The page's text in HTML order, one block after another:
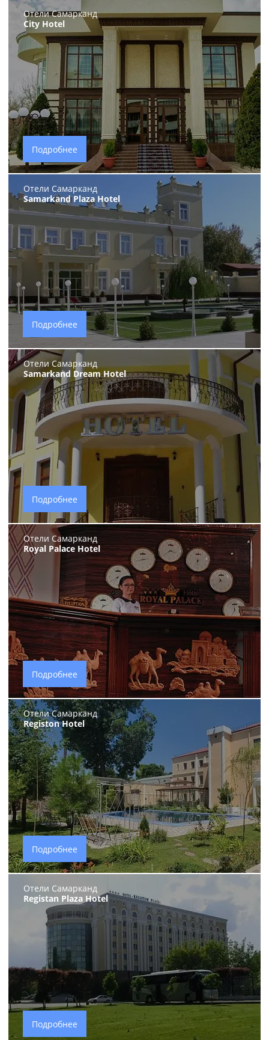
Отели Самарканд
City Hotel
Подробнее
Отели Самарканд
Samarkand Plaza Hotel
Подробнее
Отели Самарканд
Samarkand Dream Hotel
Подробнее
Отели Самарканд
Royal Palace Hotel
Подробнее
Отели Самарканд
Registon Hotel
Подробнее
Отели Самарканд
Registan Plaza Hotel
Подробнее